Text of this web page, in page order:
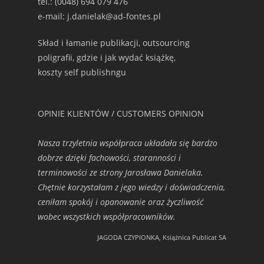
e-mail: j.danielak@ad-fontes.pl
Skład i łamanie publikacji, outsourcing
poligrafii, gdzie i jak wydać książkę,
koszty self publishngu
OPINIE KLIENTÓW / CUSTOMERS OPINION
Nasza trzyletnia współpraca układała się bardzo
dobrze dzięki fachowości, staranności i
terminowości ze strony Jarosława Danielaka.
Chętnie korzystałam z jego wiedzy i doświadczenia,
ceniłam spokój i opanowanie oraz życzliwość
wobec wszystkich współpracowników.
JAGODA CZYPIONKA, Książnica Publicat SA